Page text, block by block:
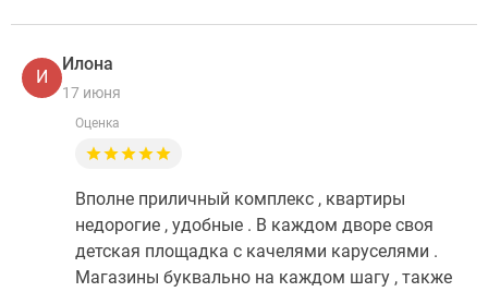
И
Илона
17 июня
Оценка
Вполне приличный комплекс , квартиры
недорогие , удобные . В каждом дворе своя
детская площадка с качелями каруселями .
Магазины буквально на каждом шагу , также